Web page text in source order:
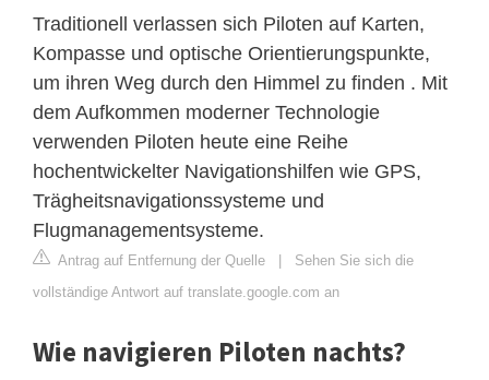
Traditionell verlassen sich Piloten auf Karten,
Kompasse und optische Orientierungspunkte,
um ihren Weg durch den Himmel zu finden . Mit
dem Aufkommen moderner Technologie
verwenden Piloten heute eine Reihe
hochentwickelter Navigationshilfen wie GPS,
Trägheitsnavigationssysteme und
Flugmanagementsysteme.
Antrag auf Entfernung der Quelle | Sehen Sie sich die
vollständige Antwort auf translate.google.com an
Wie navigieren Piloten nachts?